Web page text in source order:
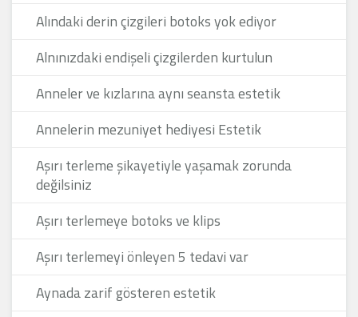
Alındaki derin çizgileri botoks yok ediyor
Alnınızdaki endişeli çizgilerden kurtulun
Anneler ve kızlarına aynı seansta estetik
Annelerin mezuniyet hediyesi Estetik
Aşırı terleme şikayetiyle yaşamak zorunda
değilsiniz
Aşırı terlemeye botoks ve klips
Aşırı terlemeyi önleyen 5 tedavi var
Aynada zarif gösteren estetik